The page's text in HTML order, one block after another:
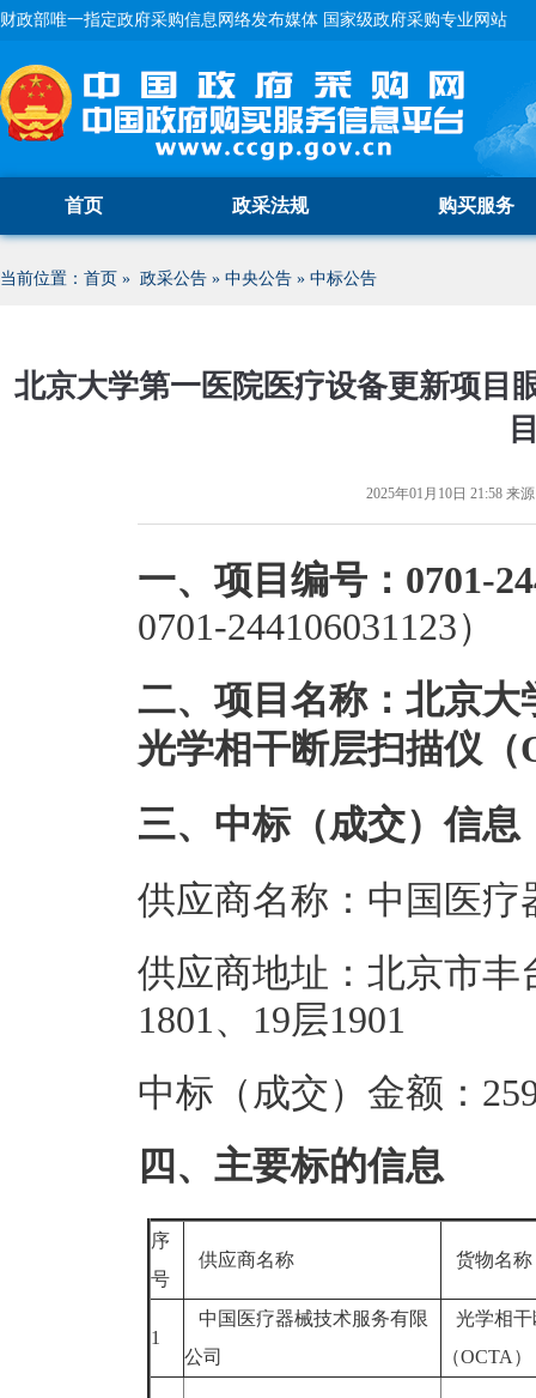
财政部唯一指定政府采购信息网络发布媒体 国家级政府采购专业网站
首页 政采法规 购买服务
当前位置： 首页 » 政采公告 » 中央公告 » 中标公告
北京大学第一医院医疗设备更新项目
2025年01月10日 21:58 来
一、项目编号：0701-
0701-244106031123）
二、项目名称：北京
光学相干断层扫描仪
三、中标（成交）信息
供应商名称：中国医
供应商地址：北京市丰
1801、19层1901
中标（成交）金额：
四、主要标的信息
序
号
供应商名称 货物名
1
中国医疗器械技术服务有限
公司
光学相干
（OCTA